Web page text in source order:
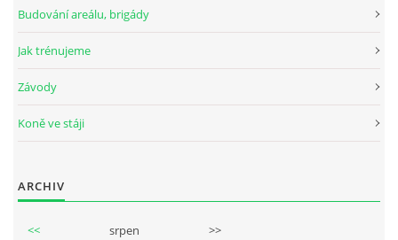
Budování areálu, brigády
Jak trénujeme
Závody
Koně ve stáji
ARCHIV
<< srpen >>